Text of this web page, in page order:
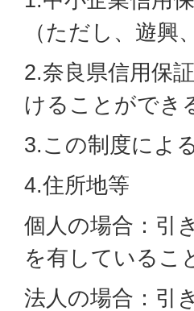
（ただし、遊興
2.奈良県信用保
けることができ
3.この制度によ
4.住所地等
個人の場合：引
を有しているこ
法人の場合：引